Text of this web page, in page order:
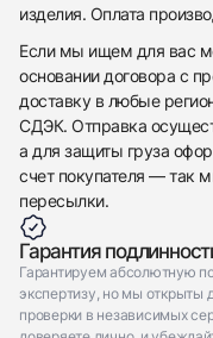
изделия. Оплата
Если мы ищем для вас
основании договора с
доставку в любые
СДЭК. Отправка
а для защиты груза
счет покупателя — так
пересылки.
Гарантия
Гарантируем абсолютную
экспертизу, но мы открыты
проверки в независимых